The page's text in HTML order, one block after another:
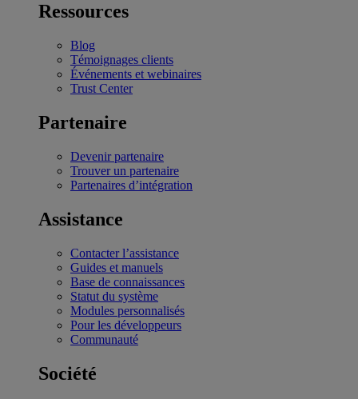
Ressources
Blog
Témoignages clients
Événements et webinaires
Trust Center
Partenaire
Devenir partenaire
Trouver un partenaire
Partenaires d’intégration
Assistance
Contacter l’assistance
Guides et manuels
Base de connaissances
Statut du système
Modules personnalisés
Pour les développeurs
Communauté
Société